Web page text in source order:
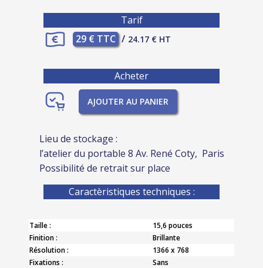
Tarif
29 € TTC / 24.17 € HT
Acheter
AJOUTER AU PANIER
Lieu de stockage :
l’atelier du portable 8 Av. René Coty, Paris
Possibilité de retrait sur place
Caractèristiques techniques :
Taille :
15,6 pouces
Finition :
Brillante
Résolution :
1366 x 768
Fixations :
Sans